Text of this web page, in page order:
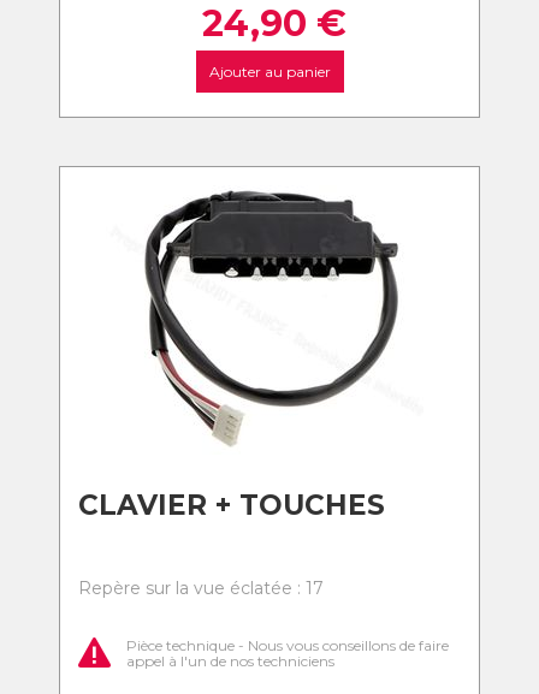
24,90 €
Ajouter au panier
CLAVIER + TOUCHES
Repère sur la vue éclatée : 17
Pièce technique - Nous vous conseillons de faire
appel à l'un de nos techniciens